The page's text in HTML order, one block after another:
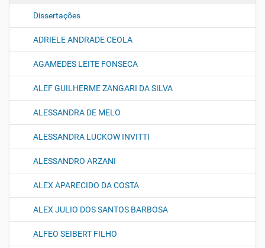
Dissertações
ADRIELE ANDRADE CEOLA
AGAMEDES LEITE FONSECA
ALEF GUILHERME ZANGARI DA SILVA
ALESSANDRA DE MELO
ALESSANDRA LUCKOW INVITTI
ALESSANDRO ARZANI
ALEX APARECIDO DA COSTA
ALEX JULIO DOS SANTOS BARBOSA
ALFEO SEIBERT FILHO